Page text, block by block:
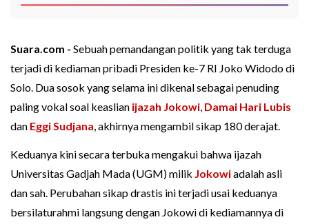
Suara.com - Sebuah pemandangan politik yang tak terduga
terjadi di kediaman pribadi Presiden ke-7 RI Joko Widodo di
Solo. Dua sosok yang selama ini dikenal sebagai penuding
paling vokal soal keaslian ijazah Jokowi, Damai Hari Lubis
dan Eggi Sudjana, akhirnya mengambil sikap 180 derajat.
Keduanya kini secara terbuka mengakui bahwa ijazah
Universitas Gadjah Mada (UGM) milik Jokowiadalah asli
dan sah. Perubahan sikap drastis ini terjadi usai keduanya
bersilaturahmi langsung dengan Jokowi di kediamannya di